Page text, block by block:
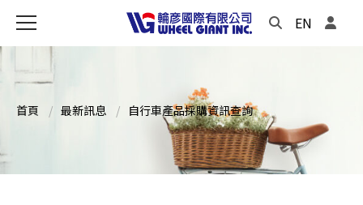
EN
首頁 最新訊息 自行車產品採購資訊查詢